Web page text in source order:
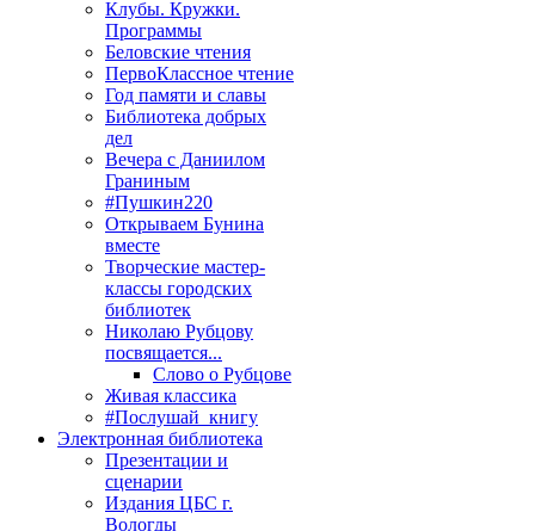
Клубы. Кружки.
Программы
Беловские чтения
ПервоКлассное чтение
Год памяти и славы
Библиотека добрых
дел
Вечера с Даниилом
Граниным
#Пушкин220
Открываем Бунина
вместе
Творческие мастер-
классы городских
библиотек
Николаю Рубцову
посвящается...
Слово о Рубцове
Живая классика
#Послушай_книгу
Электронная библиотека
Презентации и
сценарии
Издания ЦБС г.
Вологды